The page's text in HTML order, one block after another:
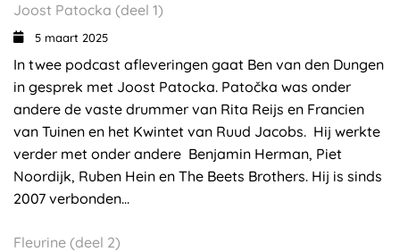
Joost Patocka (deel 1)
5 maart 2025
In twee podcast afleveringen gaat Ben van den Dungen
in gesprek met Joost Patocka. Patočka was onder
andere de vaste drummer van Rita Reijs en Francien
van Tuinen en het Kwintet van Ruud Jacobs. Hij werkte
verder met onder andere Benjamin Herman, Piet
Noordijk, Ruben Hein en The Beets Brothers. Hij is sinds
2007 verbonden...
Fleurine (deel 2)